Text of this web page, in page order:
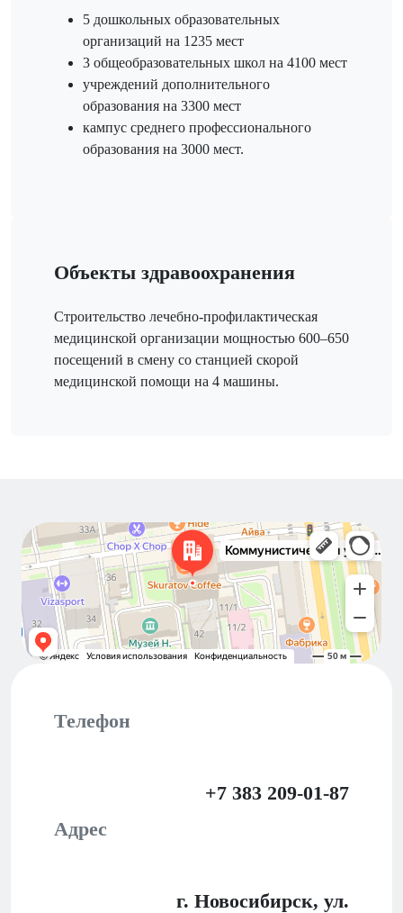
5 дошкольных образовательных
организаций на 1235 мест
3 общеобразовательных школ на 4100 мест
учреждений дополнительного
образования на 3300 мест
кампус среднего профессионального
образования на 3000 мест.
Объекты здравоохранения
Строительство лечебно-профилактическая
медицинской организации мощностью 600–650
посещений в смену со станцией скорой
медицинской помощи на 4 машины.
Новосибирск
Коммунистическая улица, 40 — Яндекс Карты
Телефон
+7 383 209-01-87
Адрес
г. Новосибирск, ул.